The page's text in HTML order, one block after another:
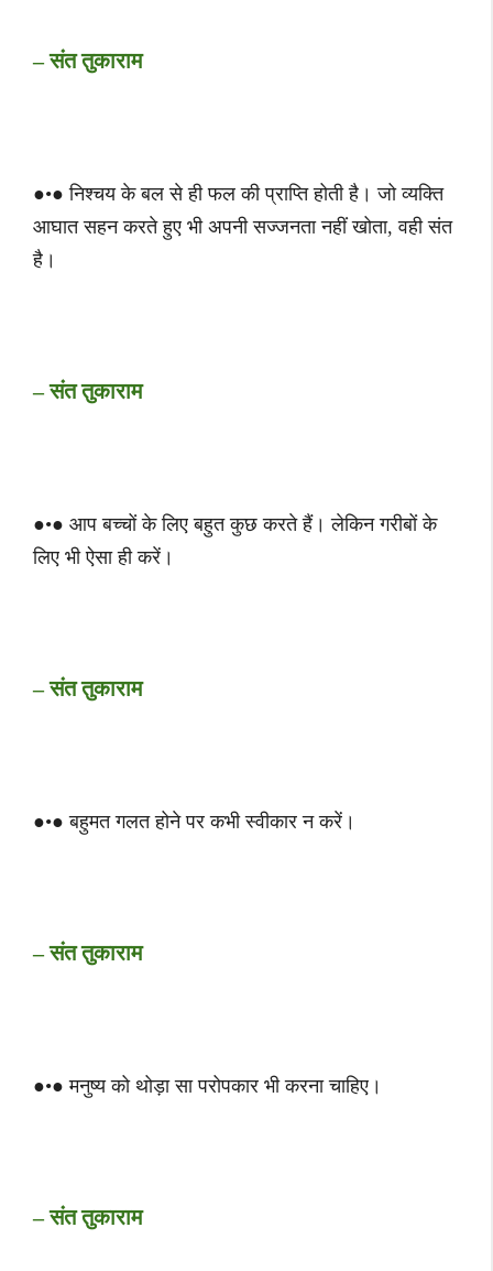
– संत तुकाराम
●•● निश्चय के बल से ही फल की प्राप्ति होती है। जो व्यक्ति
आघात सहन करते हुए भी अपनी सज्जनता नहीं खोता, वही संत
है।
– संत तुकाराम
●•● आप बच्चों के लिए बहुत कुछ करते हैं। लेकिन गरीबों के
लिए भी ऐसा ही करें।
– संत तुकाराम
●•● बहुमत गलत होने पर कभी स्वीकार न करें।
– संत तुकाराम
●•● मनुष्य को थोड़ा सा परोपकार भी करना चाहिए।
– संत तुकाराम